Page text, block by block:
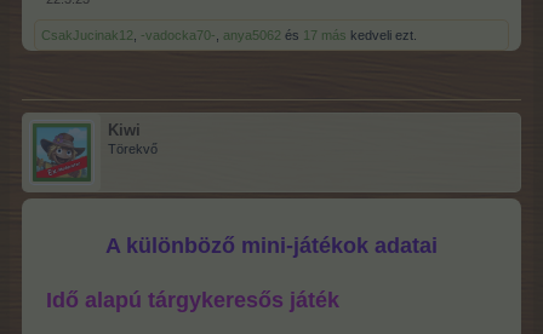
CsakJucinak12 -vadocka70- anya5062 és 17 más kedveli ezt.
Kiwi
Törekvő
A különböző mini-játékok adatai
Idő alapú tárgykeresős játék